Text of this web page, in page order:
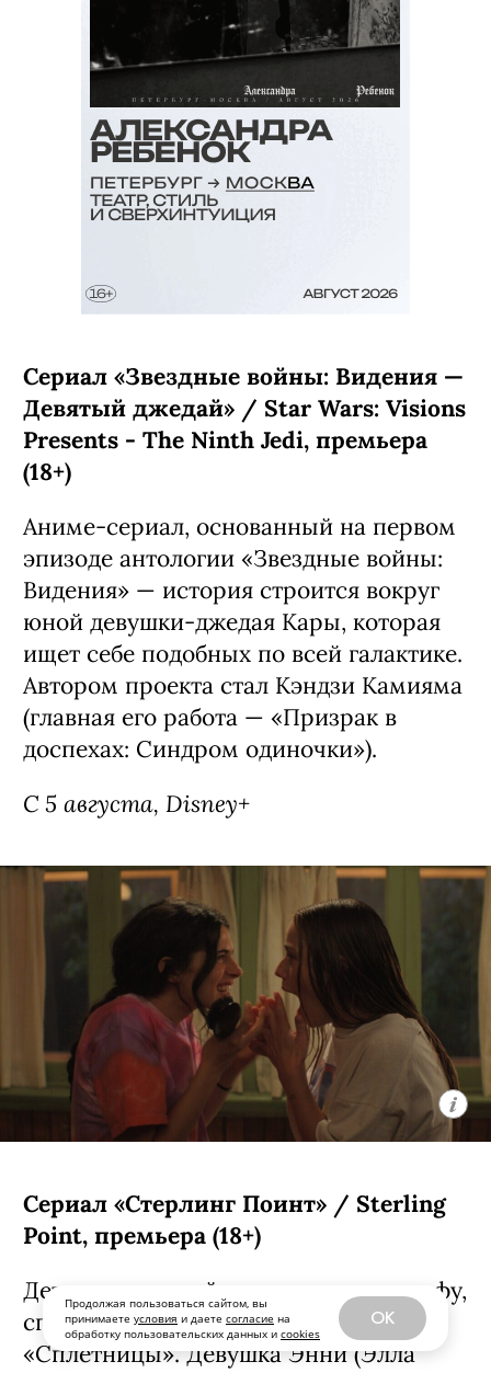
Продолжая пользоваться сайтом, вы
принимаете условия и даете согласие на
обработку пользовательских данных и cookies
OK
Сериал «Звездные войны: Видения —
Девятый джедай» / Star Wars: Visions
Presents - The Ninth Jedi, премьера
(18+)
Аниме-сериал, основанный на первом
эпизоде антологии «Звездные войны:
Видения» — история строится вокруг
юной девушки-джедая Кары, которая
ищет себе подобных по всей галактике.
Автором проекта стал Кэндзи Камияма
(главная его работа — «Призрак в
доспехах: Синдром одиночки»).
С 5 августа, Disney+
Сериал «Стерлинг Поинт» / Sterling
Point, премьера (18+)
Детектив о семейных скелетах в шкафу,
спродюсированный создателями
«Сплетницы». Девушка Энни (Элла